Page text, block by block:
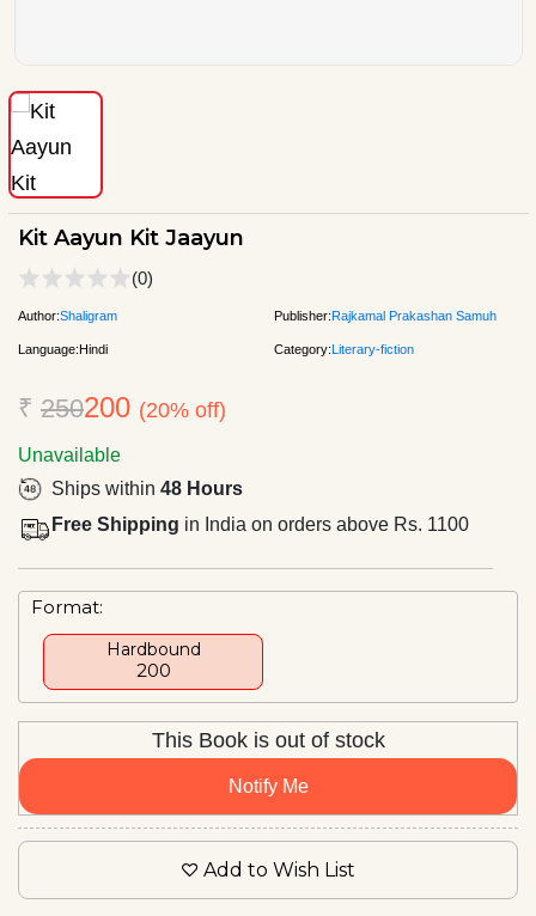
Kit Aayun Kit Jaayun
(0)
Author:Shaligram Publisher:Rajkamal Prakashan Samuh
Language:Hindi Category:Literary-fiction
₹ 250200 (20% off)
Unavailable
Ships within 48 Hours
Free Shipping in India on orders above Rs. 1100
Format:
Hardbound
₹200
This Book is out of stock
Notify Me
Add to Wish List